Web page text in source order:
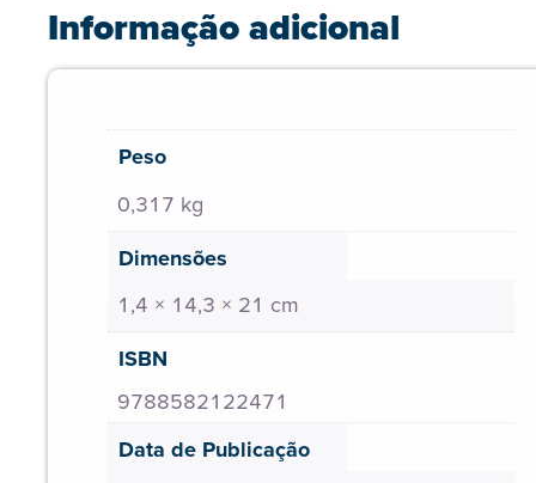
Informação adicional
Peso
0,317 kg
Dimensões
1,4 × 14,3 × 21 cm
ISBN
9788582122471
Data de Publicação